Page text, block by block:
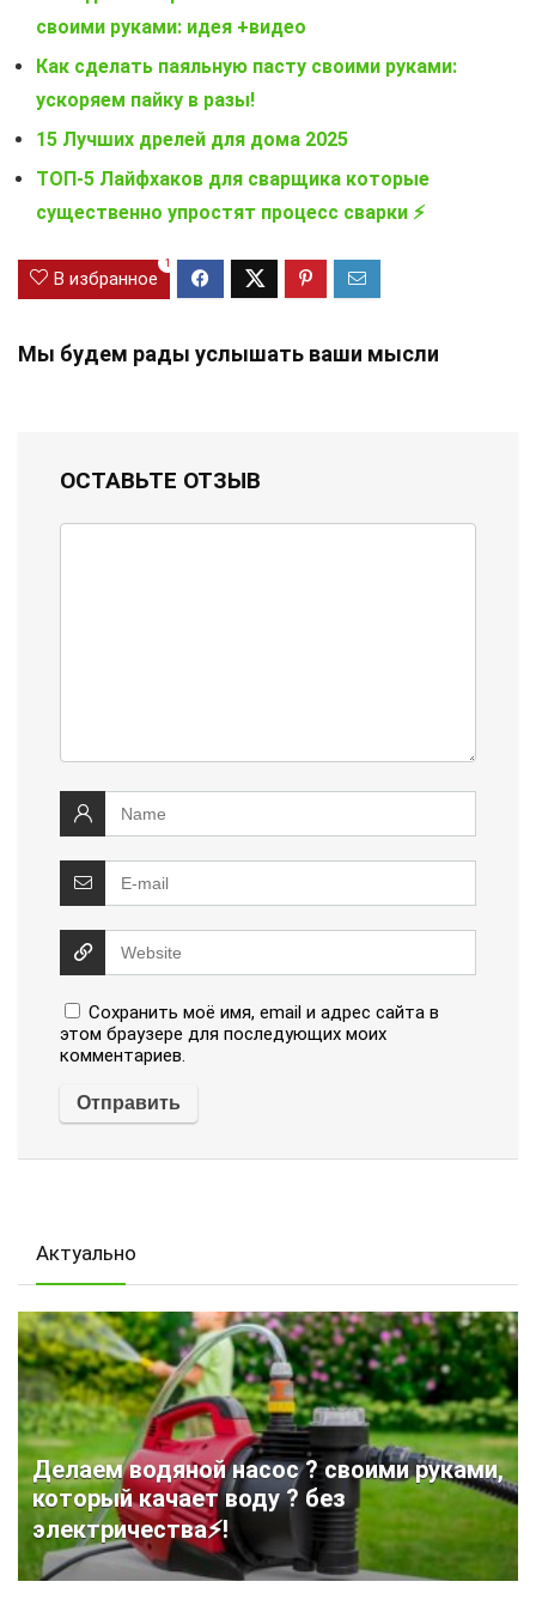
своими руками: идея +видео
Как сделать паяльную пасту своими руками:
ускоряем пайку в разы!
15 Лучших дрелей для дома 2025
ТОП-5 Лайфхаков для сварщика которые
существенно упростят процесс сварки ⚡
В избранное
1
Мы будем рады услышать ваши мысли
ОСТАВЬТЕ ОТЗЫВ
Сохранить моё имя, email и адрес сайта в
этом браузере для последующих моих
комментариев.
Актуально
Делаем водяной насос ? своими руками,
который качает воду ? без
электричества⚡!